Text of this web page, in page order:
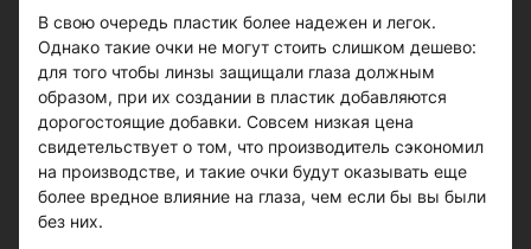
В свою очередь пластик более надежен и легок.
Однако такие очки не могут стоить слишком дешево:
для того чтобы линзы защищали глаза должным
образом, при их создании в пластик добавляются
дорогостоящие добавки. Совсем низкая цена
свидетельствует о том, что производитель сэкономил
на производстве, и такие очки будут оказывать еще
более вредное влияние на глаза, чем если бы вы были
без них.